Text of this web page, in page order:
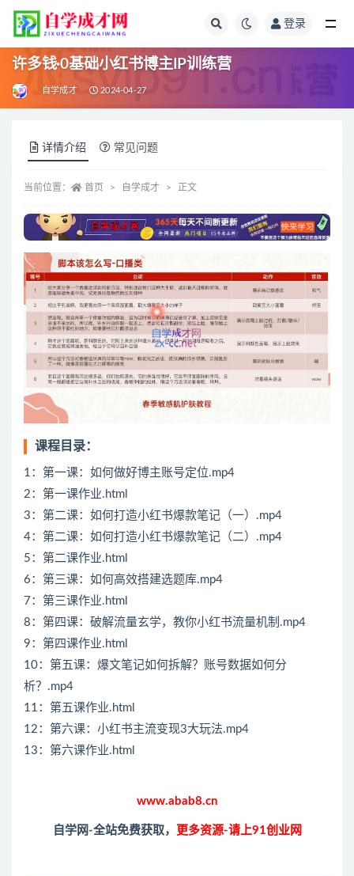
登录
许多钱·0基础小红书博主IP训练营
自学成才 2024-04-27
详情介绍 常见问题
当前位置： 首页 自学成才 正文
课程目录：
1：第一课：如何做好博主账号定位.mp4
2：第一课作业.html
3：第二课：如何打造小红书爆款笔记（一）.mp4
4：第二课：如何打造小红书爆款笔记（二）.mp4
5：第二课作业.html
6：第三课：如何高效搭建选题库.mp4
7：第三课作业.html
8：第四课：破解流量玄学，教你小红书流量机制.mp4
9：第四课作业.html
10：第五课：爆文笔记如何拆解？账号数据如何分
析？.mp4
11：第五课作业.html
12：第六课：小红书主流变现3大玩法.mp4
13：第六课作业.html
www.abab8.cn
自学网-全站免费获取， 更多资源-请上91创业网